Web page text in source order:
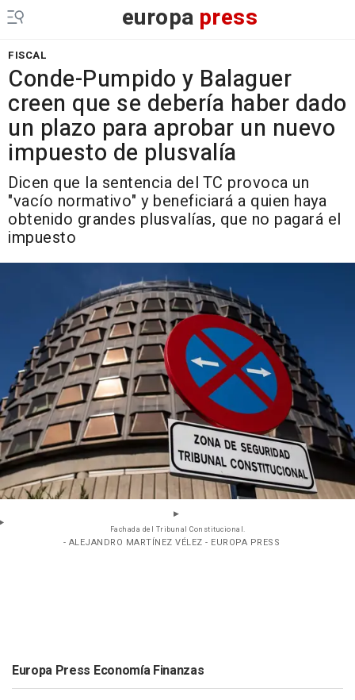
europa press
FISCAL
Conde-Pumpido y Balaguer
creen que se debería haber dado
un plazo para aprobar un nuevo
impuesto de plusvalía
Dicen que la sentencia del TC provoca un
"vacío normativo" y beneficiará a quien haya
obtenido grandes plusvalías, que no pagará el
impuesto
Fachada del Tribunal Constitucional.
- ALEJANDRO MARTÍNEZ VÉLEZ - EUROPA PRESS
Europa Press Economía Finanzas